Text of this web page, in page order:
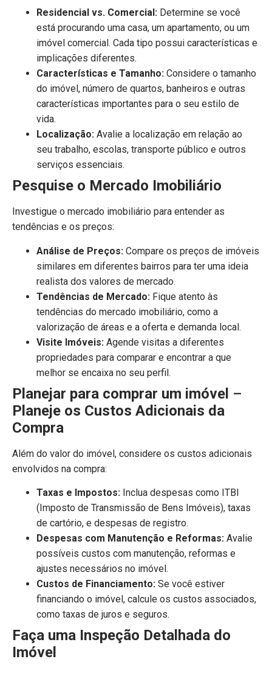
Residencial vs. Comercial: Determine se você
está procurando uma casa, um apartamento, ou um
imóvel comercial. Cada tipo possui características e
implicações diferentes.
Características e Tamanho: Considere o tamanho
do imóvel, número de quartos, banheiros e outras
características importantes para o seu estilo de
vida.
Localização: Avalie a localização em relação ao
seu trabalho, escolas, transporte público e outros
serviços essenciais.
Pesquise o Mercado Imobiliário
Investigue o mercado imobiliário para entender as
tendências e os preços:
Análise de Preços: Compare os preços de imóveis
similares em diferentes bairros para ter uma ideia
realista dos valores de mercado.
Tendências de Mercado: Fique atento às
tendências do mercado imobiliário, como a
valorização de áreas e a oferta e demanda local.
Visite Imóveis: Agende visitas a diferentes
propriedades para comparar e encontrar a que
melhor se encaixa no seu perfil.
Planejar para comprar um imóvel –
Planeje os Custos Adicionais da
Compra
Além do valor do imóvel, considere os custos adicionais
envolvidos na compra:
Taxas e Impostos: Inclua despesas como ITBI
(Imposto de Transmissão de Bens Imóveis), taxas
de cartório, e despesas de registro.
Despesas com Manutenção e Reformas: Avalie
possíveis custos com manutenção, reformas e
ajustes necessários no imóvel.
Custos de Financiamento: Se você estiver
financiando o imóvel, calcule os custos associados,
como taxas de juros e seguros.
Faça uma Inspeção Detalhada do
Imóvel